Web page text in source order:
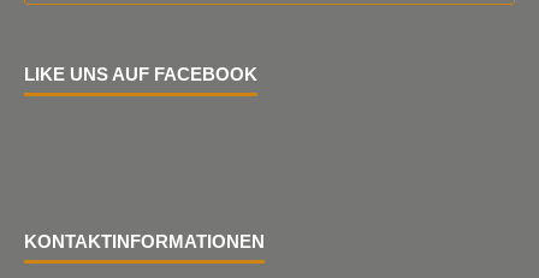
LIKE UNS AUF FACEBOOK
KONTAKTINFORMATIONEN